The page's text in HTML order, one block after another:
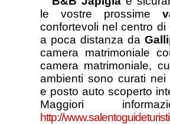
le vostre prossime
confortevoli nel centro di
a poca distanza da
camera matrimoniale
camera matrimoniale,
ambienti sono curati
e posto auto scoperto
Maggiori
http://